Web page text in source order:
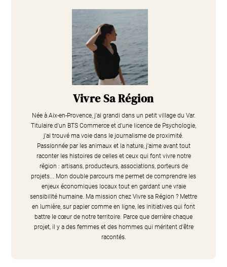
Vivre Sa Région
Née à Aix-en-Provence, j'ai grandi dans un petit village du Var.
Titulaire d'un BTS Commerce et d'une licence de Psychologie,
j'ai trouvé ma voie dans le journalisme de proximité.
Passionnée par les animaux et la nature, j'aime avant tout
raconter les histoires de celles et ceux qui font vivre notre
région : artisans, producteurs, associations, porteurs de
projets... Mon double parcours me permet de comprendre les
enjeux économiques locaux tout en gardant une vraie
sensibilité humaine. Ma mission chez Vivre sa Région ? Mettre
en lumière, sur papier comme en ligne, les initiatives qui font
battre le cœur de notre territoire. Parce que derrière chaque
projet, il y a des femmes et des hommes qui méritent d'être
racontés.